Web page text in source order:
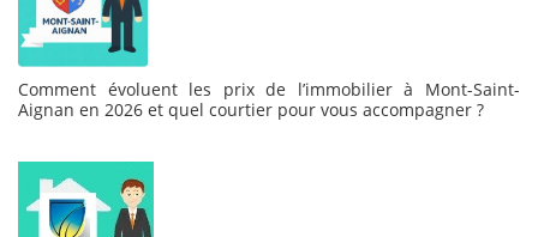
Comment évoluent les prix de l’immobilier à Mont-Saint-
Aignan en 2026 et quel courtier pour vous accompagner ?